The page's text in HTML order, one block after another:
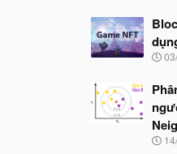
N
y
b
ắ
t
đ
N